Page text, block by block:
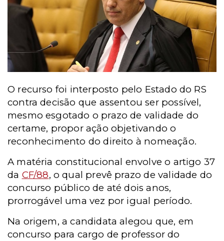
O recurso foi interposto pelo Estado do RS
contra decisão que assentou ser possível,
mesmo esgotado o prazo de validade do
certame, propor ação objetivando o
reconhecimento do direito à nomeação.
A matéria constitucional envolve o artigo 37
da CF/88, o qual prevê prazo de validade do
concurso público de até dois anos,
prorrogável uma vez por igual período.
Na origem, a candidata alegou que, em
concurso para cargo de professor do